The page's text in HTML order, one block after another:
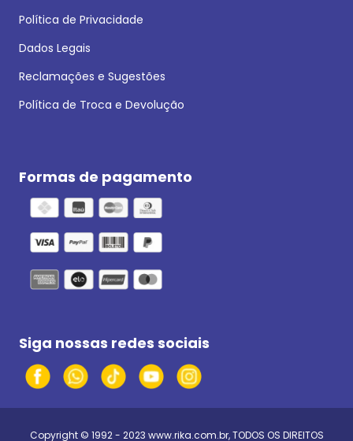
Política de Privacidade
Dados Legais
Reclamações e Sugestões
Política de Troca e Devolução
Formas de pagamento
Siga nossas redes sociais
Copyright © 1992 - 2023 www.rika.com.br, TODOS OS DIREITOS